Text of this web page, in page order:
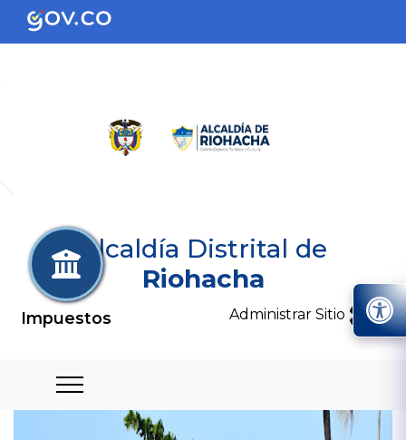
Alcaldía Distrital de
Riohacha
Administrar Sitio
Impuestos